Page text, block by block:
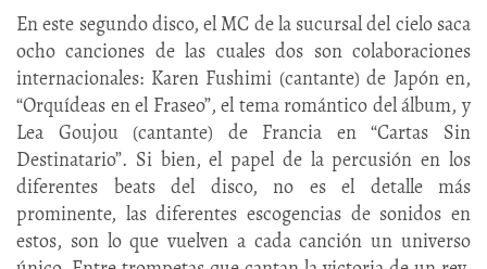
En este segundo disco, el MC de la sucursal del cielo saca
ocho canciones de las cuales dos son colaboraciones
internacionales: Karen Fushimi (cantante) de Japón en,
“Orquídeas en el Fraseo”, el tema romántico del álbum, y
Lea Goujou (cantante) de Francia en “Cartas Sin
Destinatario”. Si bien, el papel de la percusión en los
diferentes beats del disco, no es el detalle más
prominente, las diferentes escogencias de sonidos en
estos, son lo que vuelven a cada canción un universo